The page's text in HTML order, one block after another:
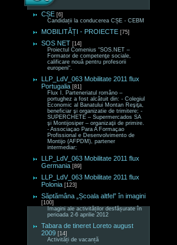
CȘE [6]
Candidații la conducerea CȘE - CEBM
MOBILITĂȚI - PROIECTE [75]
SOS NET [14]
Proiectul Comenius “SOS.NET –
Formator de competenţe sociale,
calificare nouă pentru profesorii
europeni“.
LLP_LdV_063 Mobilitate 2011 flux
Portugalia [81]
Flux I. Parteneriatul româno –
portughez a fost alcătuit din: - Colegiul
Economic al Banatului Montan Reşiţa,
beneficiar şi organizatie de trimitere; -
SUPERCHETE – Supermercados SA
şi Montijosiper – organizaţii de primire.
- Associaçao Para A Formaçao
Profissional e Desenvolvimento de
Montijo (AFPDM), partener
intermediar;
LLP_LdV_063 Mobilitate 2011 flux
Germania [89]
LLP_LdV_063 Mobilitate 2011 flux
Polonia [123]
Săptămâna „Școala altfel” în imagini
[100]
Imagini ale activităților desfășurate în
perioada 2-6 aprilie 2012
Tabara de tineret Loreto august
2009 [14]
Activități de vacanță